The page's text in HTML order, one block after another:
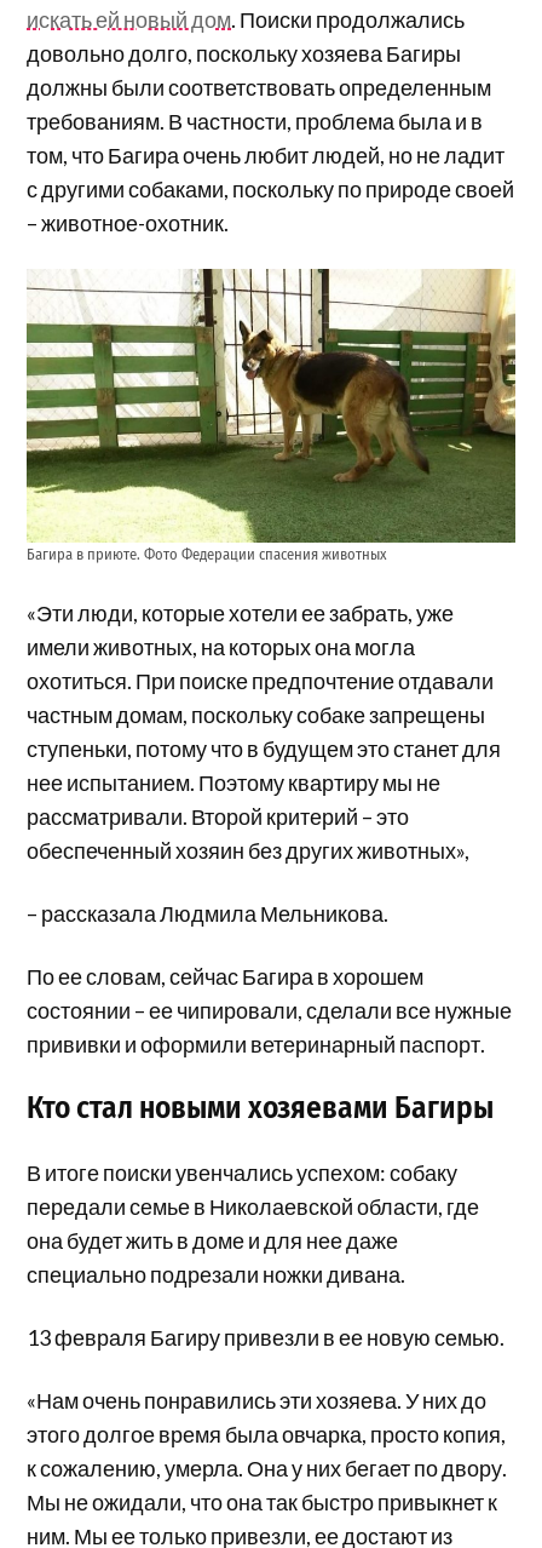
искать ей новый дом. Поиски продолжались
довольно долго, поскольку хозяева Багиры
должны были соответствовать определенным
требованиям. В частности, проблема была и в
том, что Багира очень любит людей, но не ладит
с другими собаками, поскольку по природе своей
– животное-охотник.
Багира в приюте. Фото Федерации спасения животных
«Эти люди, которые хотели ее забрать, уже
имели животных, на которых она могла
охотиться. При поиске предпочтение отдавали
частным домам, поскольку собаке запрещены
ступеньки, потому что в будущем это станет для
нее испытанием. Поэтому квартиру мы не
рассматривали. Второй критерий – это
обеспеченный хозяин без других животных»,
– рассказала Людмила Мельникова.
По ее словам, сейчас Багира в хорошем
состоянии – ее чипировали, сделали все нужные
прививки и оформили ветеринарный паспорт.
Кто стал новыми хозяевами Багиры
В итоге поиски увенчались успехом: собаку
передали семье в Николаевской области, где
она будет жить в доме и для нее даже
специально подрезали ножки дивана.
13 февраля Багиру привезли в ее новую семью.
«Нам очень понравились эти хозяева. У них до
этого долгое время была овчарка, просто копия,
к сожалению, умерла. Она у них бегает по двору.
Мы не ожидали, что она так быстро привыкнет к
ним. Мы ее только привезли, ее достают из